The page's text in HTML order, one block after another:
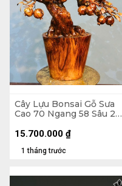
Cây Lựu Bonsai Gỗ Sưa
Cao 70 Ngang 58 Sâu 20
1 tháng trước
15.700.000 ₫